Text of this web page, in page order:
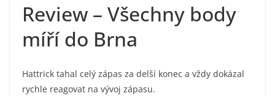
Review – Všechny body
míří do Brna
Hattrick tahal celý zápas za delší konec a vždy dokázal
rychle reagovat na vývoj zápasu.